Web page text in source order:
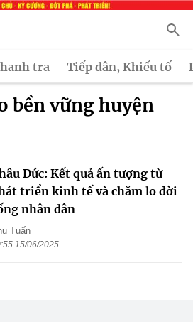
tra Tiếp dân, Khiếu tố
bền vững huyện
Đức: Kết quả ấn tượng từ
triển kinh tế và chăm lo đời
nhân dân
Tuấn
15/06/2025